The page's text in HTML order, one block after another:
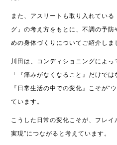
また、アスリートも取り入れてい
グ」の考え方をもとに、不調の予
めの身体づくりについてご紹介しま
川田は、コンディショニングによっ
「『痛みがなくなること』だけでは
『日常生活の中での変化』こそが“
ています。
こうした日常の変化こそが、フレ
実現”につながると考えています。